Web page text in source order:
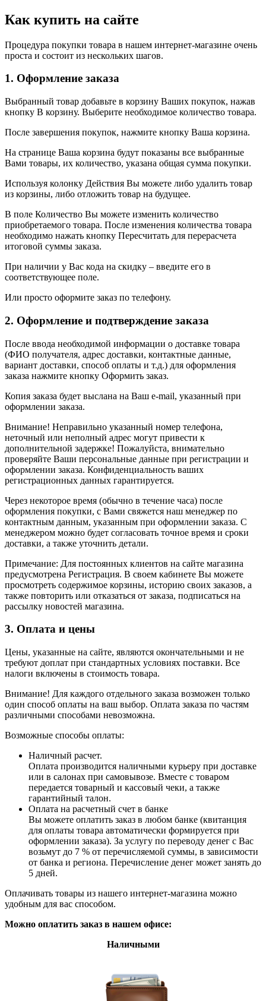
Как купить на сайте
Процедура покупки товара в нашем интернет-магазине очень
проста и состоит из нескольких шагов.
1. Оформление заказа
Выбранный товар добавьте в корзину Ваших покупок, нажав
кнопку В корзину. Выберите необходимое количество товара.
После завершения покупок, нажмите кнопку Ваша корзина.
На странице Ваша корзина будут показаны все выбранные
Вами товары, их количество, указана общая сумма покупки.
Используя колонку Действия Вы можете либо удалить товар
из корзины, либо отложить товар на будущее.
В поле Количество Вы можете изменить количество
приобретаемого товара. После изменения количества товара
необходимо нажать кнопку Пересчитать для перерасчета
итоговой суммы заказа.
При наличии у Вас кода на скидку – введите его в
соответствующее поле.
Или просто оформите заказ по телефону.
2. Оформление и подтверждение заказа
После ввода необходимой информации о доставке товара
(ФИО получателя, адрес доставки, контактные данные,
вариант доставки, способ оплаты и т.д.) для оформления
заказа нажмите кнопку Оформить заказ.
Копия заказа будет выслана на Ваш e-mail, указанный при
оформлении заказа.
Внимание! Неправильно указанный номер телефона,
неточный или неполный адрес могут привести к
дополнительной задержке! Пожалуйста, внимательно
проверяйте Ваши персональные данные при регистрации и
оформлении заказа. Конфиденциальность ваших
регистрационных данных гарантируется.
Через некоторое время (обычно в течение часа) после
оформления покупки, с Вами свяжется наш менеджер по
контактным данным, указанным при оформлении заказа. С
менеджером можно будет согласовать точное время и сроки
доставки, а также уточнить детали.
Примечание: Для постоянных клиентов на сайте магазина
предусмотрена Регистрация. В своем кабинете Вы можете
просмотреть содержимое корзины, историю своих заказов, а
также повторить или отказаться от заказа, подписаться на
рассылку новостей магазина.
3. Оплата и цены
Цены, указанные на сайте, являются окончательными и не
требуют доплат при стандартных условиях поставки. Все
налоги включены в стоимость товара.
Внимание! Для каждого отдельного заказа возможен только
один способ оплаты на ваш выбор. Оплата заказа по частям
различными способами невозможна.
Возможные способы оплаты:
Наличный расчет.
Оплата производится наличными курьеру при доставке
или в салонах при самовывозе. Вместе с товаром
передается товарный и кассовый чеки, а также
гарантийный талон.
Оплата на расчетный счет в банке
Вы можете оплатить заказ в любом банке (квитанция
для оплаты товара автоматически формируется при
оформлении заказа). За услугу по переводу денег с Вас
возьмут до 7 % от перечисляемой суммы, в зависимости
от банка и региона. Перечисление денег может занять до
5 дней.
Оплачивать товары из нашего интернет-магазина можно
удобным для вас способом.
Можно оплатить заказ в нашем офисе:
Наличными